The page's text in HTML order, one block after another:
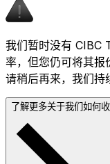
我们暂时没有 CIBC
率，但您仍可将其报
请稍后再来，我们持
了解更多关于我们如何